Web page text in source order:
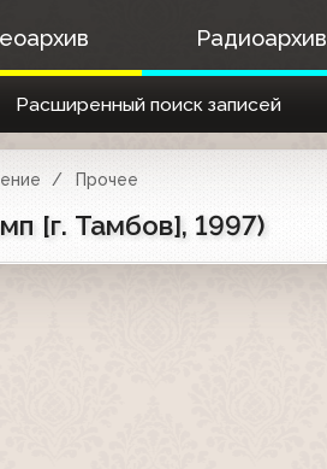
Радиоархив
Расширенный поиск записей
Прочее
[г. Тамбов], 1997)